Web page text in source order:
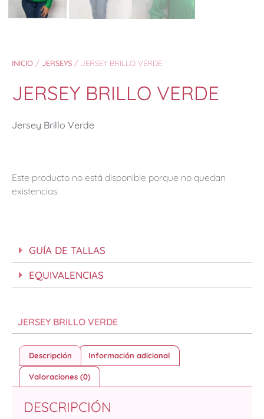
INICIO / JERSEYS / JERSEY BRILLO VERDE
JERSEY BRILLO VERDE
Jersey Brillo Verde
Este producto no está disponible porque no quedan
existencias.
GUÍA DE TALLAS
EQUIVALENCIAS
JERSEY BRILLO VERDE
Descripción Información adicional
Valoraciones (0)
DESCRIPCIÓN